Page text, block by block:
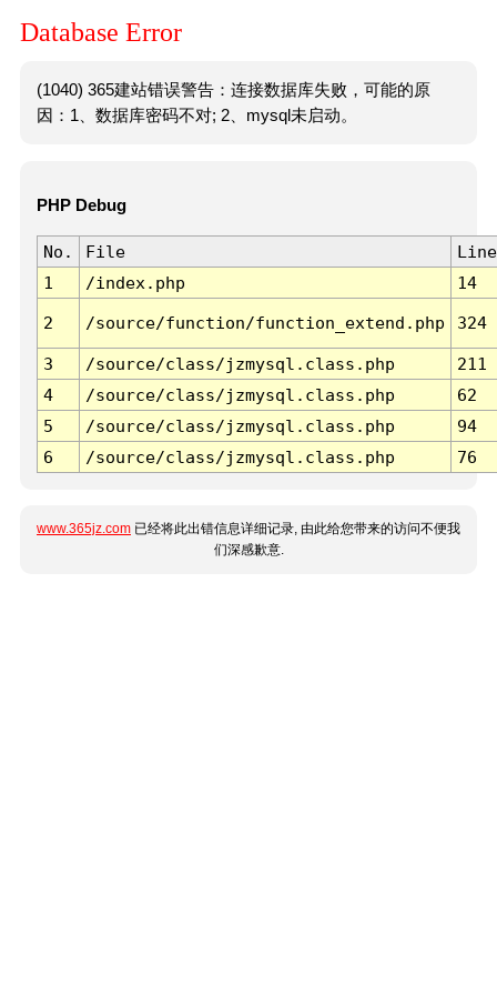
Database Error
(1040) 365建站错误警告：连接数据库失败，可能的原
因：1、数据库密码不对; 2、mysql未启动。
PHP Debug
No. File
Line
1
/index.php 14
2 /source/function/function_extend.php 324
3 /source/class/jzmysql.class.php
211
4
/source/class/jzmysql.class.php
62
5
/source/class/jzmysql.class.php
94
6
/source/class/jzmysql.class.php 76
www.365jz.com 已经将此出错信息详细记录, 由此给您带来的访问不便我
们深感歉意.